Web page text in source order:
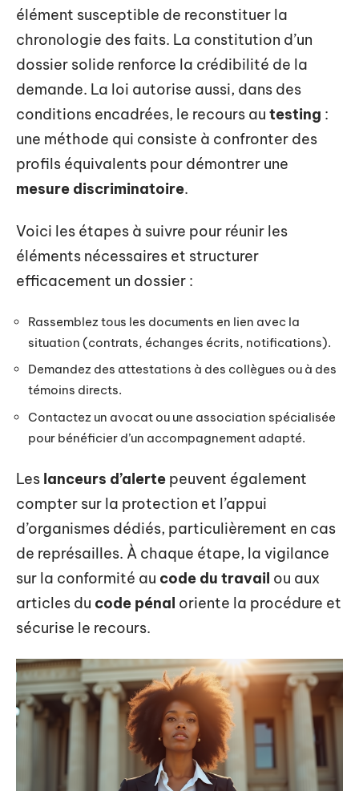
élément susceptible de reconstituer la
chronologie des faits. La constitution d’un
dossier solide renforce la crédibilité de la
demande. La loi autorise aussi, dans des
conditions encadrées, le recours au testing :
une méthode qui consiste à confronter des
profils équivalents pour démontrer une
mesure discriminatoire.
Voici les étapes à suivre pour réunir les
éléments nécessaires et structurer
efficacement un dossier :
Rassemblez tous les documents en lien avec la
situation (contrats, échanges écrits, notifications).
Demandez des attestations à des collègues ou à des
témoins directs.
Contactez un avocat ou une association spécialisée
pour bénéficier d’un accompagnement adapté.
Les lanceurs d’alerte peuvent également
compter sur la protection et l’appui
d’organismes dédiés, particulièrement en cas
de représailles. À chaque étape, la vigilance
sur la conformité au code du travail ou aux
articles du code pénal oriente la procédure et
sécurise le recours.